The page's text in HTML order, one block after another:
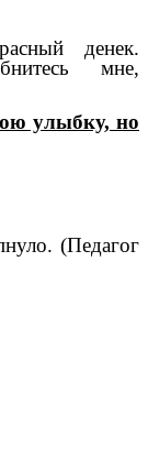
денек.
мне,
улыбку, но
(Педагог